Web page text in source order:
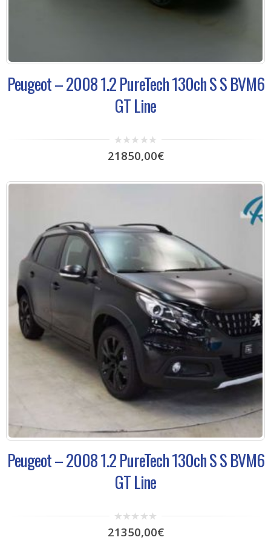
Peugeot – 2008 1.2 PureTech 130ch S S BVM6
GT Line
0
out
21850,00€
Peugeot – 2008 1.2 PureTech 130ch S S BVM6
GT Line
0
out
21350,00€